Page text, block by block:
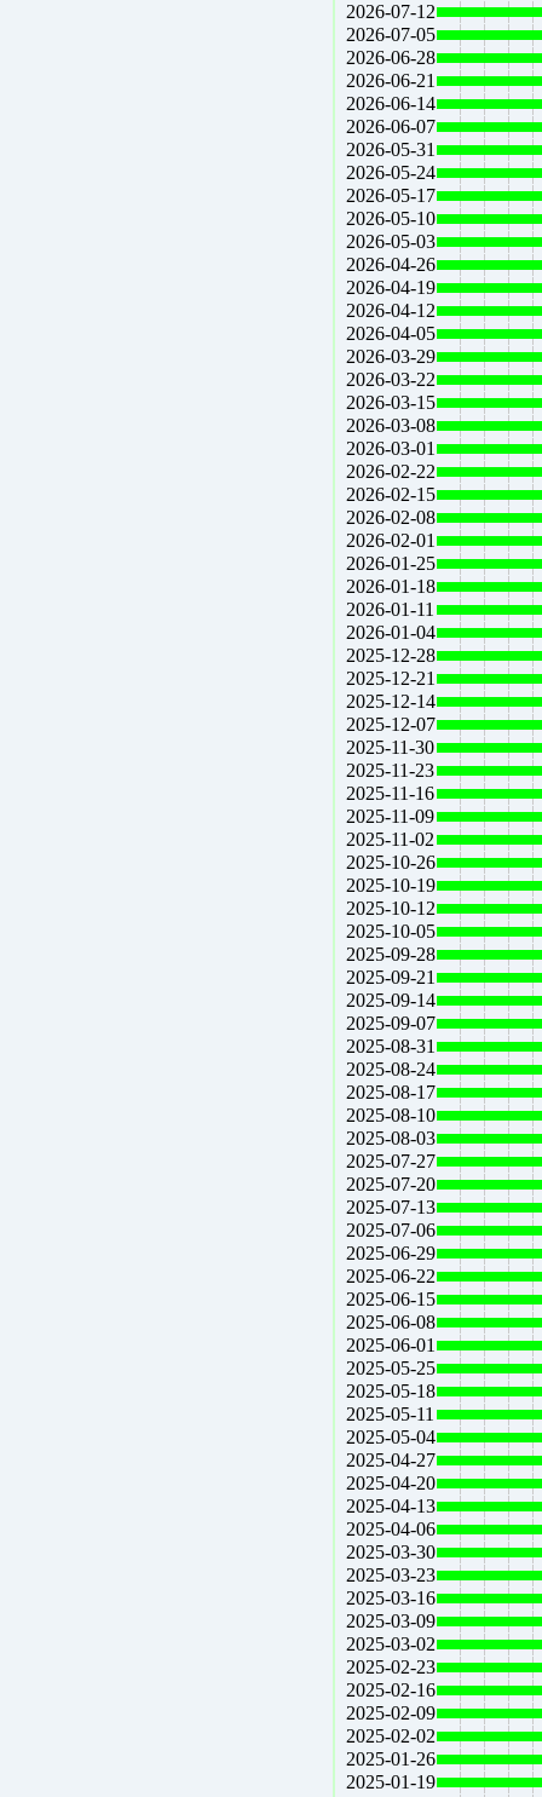
2026-07-12
2026-07-05
2026-06-28
2026-06-21
2026-06-14
2026-06-07
2026-05-31
2026-05-24
2026-05-17
2026-05-10
2026-05-03
2026-04-26
2026-04-19
2026-04-12
2026-04-05
2026-03-29
2026-03-22
2026-03-15
2026-03-08
2026-03-01
2026-02-22
2026-02-15
2026-02-08
2026-02-01
2026-01-25
2026-01-18
2026-01-11
2026-01-04
2025-12-28
2025-12-21
2025-12-14
2025-12-07
2025-11-30
2025-11-23
2025-11-16
2025-11-09
2025-11-02
2025-10-26
2025-10-19
2025-10-12
2025-10-05
2025-09-28
2025-09-21
2025-09-14
2025-09-07
2025-08-31
2025-08-24
2025-08-17
2025-08-10
2025-08-03
2025-07-27
2025-07-20
2025-07-13
2025-07-06
2025-06-29
2025-06-22
2025-06-15
2025-06-08
2025-06-01
2025-05-25
2025-05-18
2025-05-11
2025-05-04
2025-04-27
2025-04-20
2025-04-13
2025-04-06
2025-03-30
2025-03-23
2025-03-16
2025-03-09
2025-03-02
2025-02-23
2025-02-16
2025-02-09
2025-02-02
2025-01-26
2025-01-19